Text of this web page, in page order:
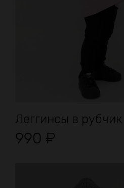
Леггинсы в рубчик
990 ₽